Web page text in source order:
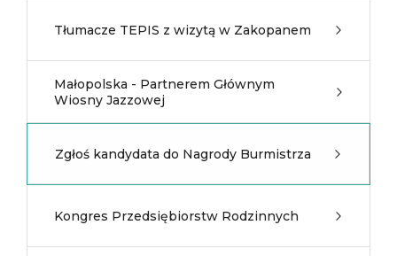
Tłumacze TEPIS z wizytą w Zakopanem
Małopolska - Partnerem Głównym
Wiosny Jazzowej
Zgłoś kandydata do Nagrody Burmistrza
Kongres Przedsiębiorstw Rodzinnych